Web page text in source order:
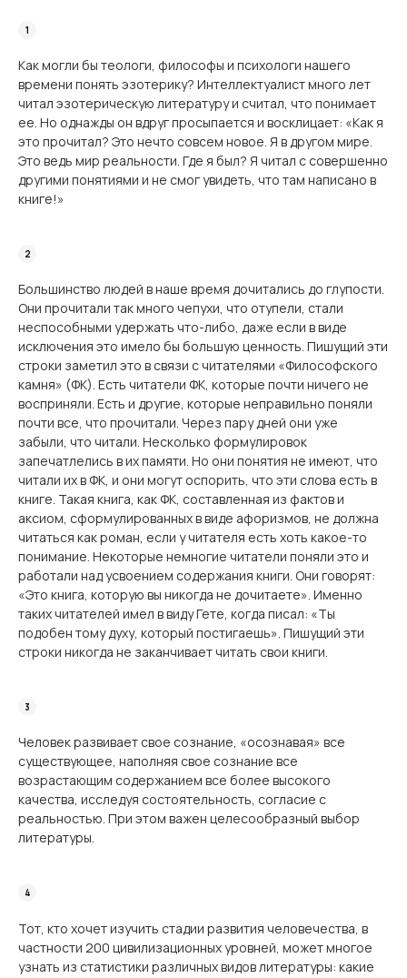
Как могли бы теологи, философы и психологи нашего
времени понять эзотерику? Интеллектуалист много лет
читал эзотерическую литературу и считал, что понимает
ее. Но однажды он вдруг просыпается и восклицает: «Как я
это прочитал? Это нечто совсем новое. Я в другом мире.
Это ведь мир реальности. Где я был? Я читал с совершенно
другими понятиями и не смог увидеть, что там написано в
книге!»
Большинство людей в наше время дочитались до глупости.
Они прочитали так много чепухи, что отупели, стали
неспособными удержать что-либо, даже если в виде
исклю­чения это имело бы большую ценность. Пишущий эти
строки заметил это в связи с читателями «Философского
камня» (ФК). Есть читатели ФК, которые почти ничего не
восприняли. Есть и другие, которые неправильно поняли
почти все, что прочитали. Через пару дней они уже
забыли, что читали. Несколько формулировок
запечатлелись в их памяти. Но они понятия не имеют, что
читали их в ФК, и они могут оспорить, что эти слова есть в
книге. Такая книга, как ФК, составленная из фактов и
аксиом, сформулиро­ванных в виде афоризмов, не должна
читаться как роман, если у читателя есть хоть какое-то
понимание. Некоторые немногие читатели поняли это и
работали над усвоением содержания книги. Они говорят:
«Это книга, которую вы никогда не дочитаете». Именно
таких читателей имел в виду Гете, когда писал: «Ты
подобен тому духу, который постигаешь». Пишущий эти
строки никогда не заканчивает читать свои книги.
Человек развивает свое сознание, «осознавая» все
существующее, наполняя свое сознание все
возрастающим содержанием все более высокого
качества, исследуя состоя­тельность, согласие с
реальностью. При этом важен целесообразный выбор
литературы.
Тот, кто хочет изучить стадии развития человечества, в
частности 200 цивилизаци­онных уровней, может многое
узнать из статистики различных видов литературы: какие